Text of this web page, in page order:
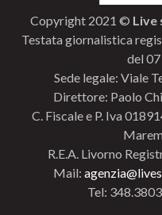
Copyright 2021 © Live
Testata giornalistica
del
Sede legale: Viale
Direttore: Paolo
C. Fiscale e P. Iva
R.E.A. Livorno
Mail:
Tel: